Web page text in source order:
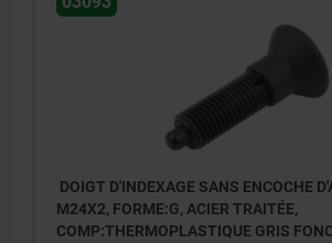
DOIGT D'INDEXAGE SANS ENCOCHE
M24X2, FORME:G, ACIER TRAITÉE,
COMP:THERMOPLASTIQUE GRIS